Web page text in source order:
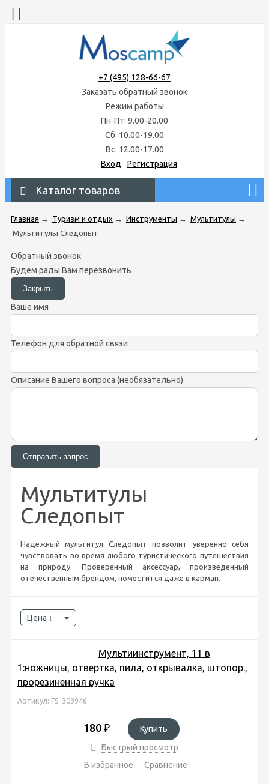
+7 (495) 128-66-67
Заказать обратный звонок
Режим работы
Пн-Пт: 9.00-20.00
Сб: 10.00-19.00
Вс: 12.00-17.00
Вход
Регистрация
Каталог товаров
Главная → Туризм и отдых → Инструменты → Мультитулы →
Мультитулы Следопыт
Обратный звонок
Будем рады Вам перезвонить
Ваше имя
Телефон для обратной связи
Описание Вашего вопроса (необязательно)
Мультитулы
Следопыт
Надежный мультитул Следопыт позволит уверенно себя
чувствовать во время любого туристического путешествия
на природу. Проверенный аксессуар, произведенный
отечественным брендом, поместится даже в карман.
Цена
Мультиинструмент, 11 в
1:ножницы, отвертка, пила, открывалка, штопор.,
прорезиненная ручка
Артикул: FS-303946
180 ₽
Купить
Быстрый просмотр
В избранное
Сравнение